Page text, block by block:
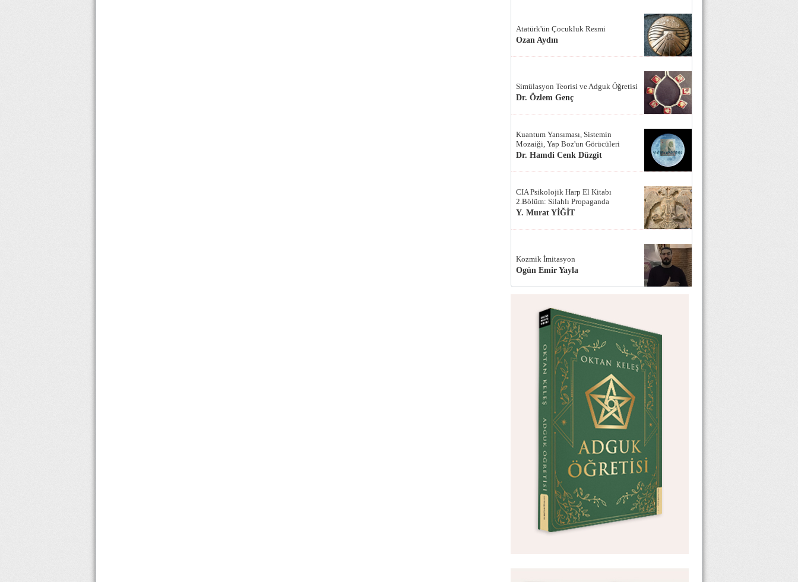
Atatürk'ün Çocukluk Resmi
Ozan Aydın
Simülasyon Teorisi ve Adguk Öğretisi
Dr. Özlem Genç
Kuantum Yansıması, Sistemin
Mozaiği, Yap Boz'un Görücüleri
Dr. Hamdi Cenk Düzgit
CIA Psikolojik Harp El Kitabı
2.Bölüm: Silahlı Propaganda
Y. Murat YİĞİT
Kozmik İmitasyon
Ogün Emir Yayla